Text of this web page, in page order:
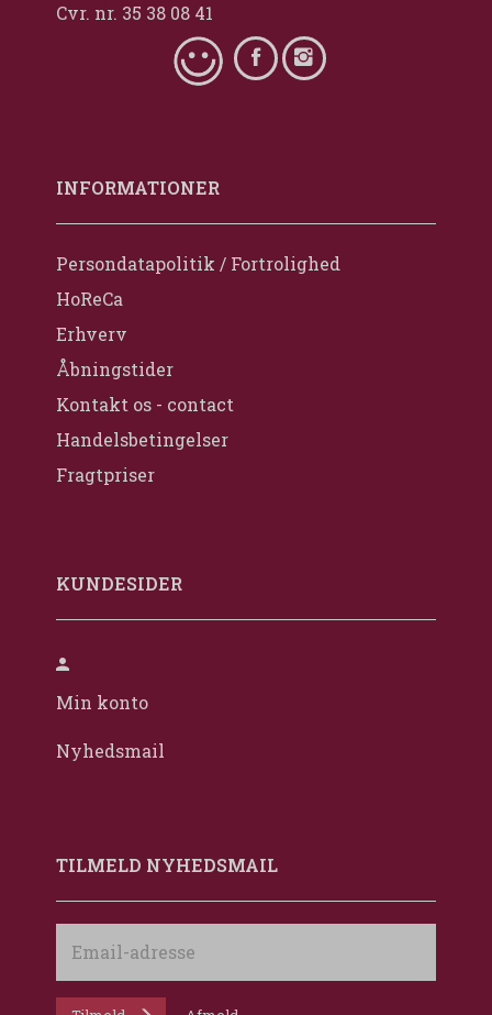
Cvr. nr. 35 38 08 41
INFORMATIONER
Persondatapolitik / Fortrolighed
HoReCa
Erhverv
Åbningstider
Kontakt os - contact
Handelsbetingelser
Fragtpriser
KUNDESIDER
Min konto
Nyhedsmail
TILMELD NYHEDSMAIL
adresse